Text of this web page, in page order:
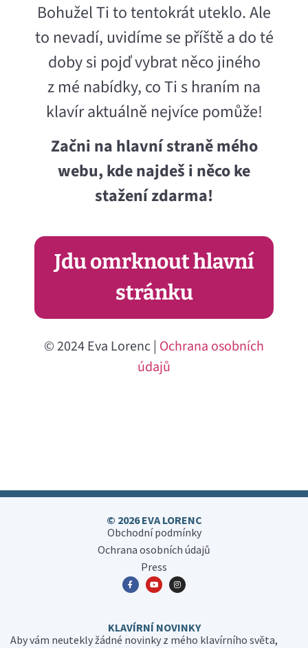
Bohužel Ti to tentokrát uteklo. Ale
to nevadí, uvidíme se příště a do té
doby si pojď vybrat něco jiného
z mé nabídky, co Ti s hraním na
klavír aktuálně nejvíce pomůže!
Začni na hlavní straně mého
webu, kde najdeš i něco ke
stažení zdarma!
Jdu omrknout hlavní
stránku
© 2024 Eva Lorenc | Ochrana osobních
údajů
© 2026 EVA LORENC
Obchodní podmínky
Ochrana osobních údajů
Press
KLAVÍRNÍ NOVINKY
Aby vám neutekly žádné novinky z mého klavírního světa,